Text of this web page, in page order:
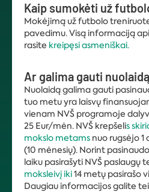
Kaip sumokėti už
Mokėjimą už futbolo
pavedimu. Visą informaciją
rasite kreipęsi asmeniškai.
Ar galima gauti
Nuolaidą galima gauti
tuo metu yra laisvų
vienam NVŠ programoje
25 Eur/mėn. NVŠ krepšelis
mokslo metams nuo rugsėjo 1
(10 mėnesių). Norint
laiku pasirašyti NVŠ paslaugų
moksleivį iki14 metų pasirašo
Daugiau informacijos galite